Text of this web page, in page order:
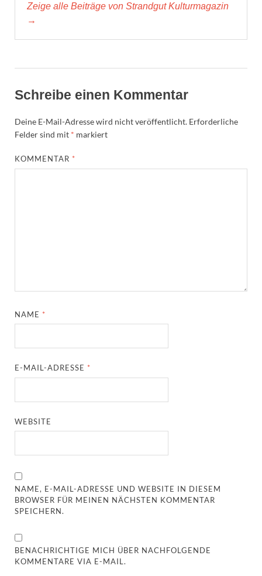
Zeige alle Beiträge von Strandgut Kulturmagazin
→
Schreibe einen Kommentar
Deine E-Mail-Adresse wird nicht veröffentlicht. Erforderliche
Felder sind mit * markiert
KOMMENTAR *
NAME *
E-MAIL-ADRESSE *
WEBSITE
NAME, E-MAIL-ADRESSE UND WEBSITE IN DIESEM
BROWSER FÜR MEINEN NÄCHSTEN KOMMENTAR
SPEICHERN.
BENACHRICHTIGE MICH ÜBER NACHFOLGENDE
KOMMENTARE VIA E-MAIL.